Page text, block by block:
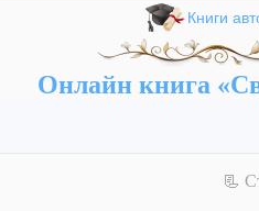
Книги
Онлайн книга
📃